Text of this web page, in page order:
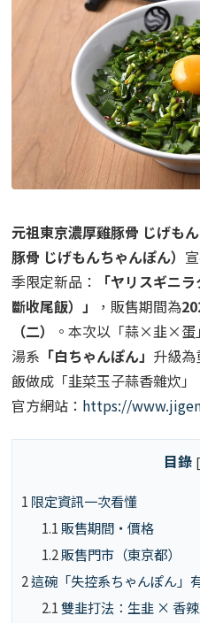
元祖東京濃厚雞豚骨 じげも
豚骨 じげもんちゃんぽん）
季限定新品：
「ヤリスギニ
斷收尾飯）」
，販售期間為
（二）
。本次以「蒜×韭×蛋
湯系 「白ちゃんぽん」 升級
飯做成「韭菜玉子蒜香雜炊
官方網站： https://
目錄 [
1 限定資訊一次看懂
1.1 販售期間・價格
1.2販售門市（東京都）
2這碗「失控系ちゃんぽん」
2.1雙韭打法：生韭 × 香